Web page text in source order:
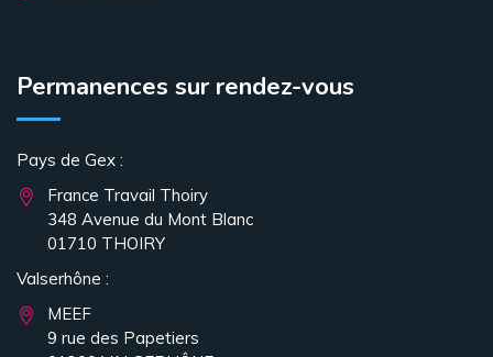
Permanences sur rendez-vous
Pays de Gex :
France Travail Thoiry
348 Avenue du Mont Blanc
01710 THOIRY
Valserhône :
MEEF
9 rue des Papetiers